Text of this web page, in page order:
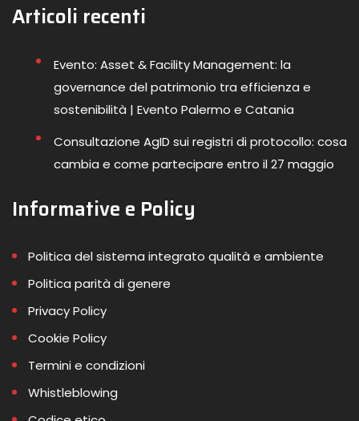
Articoli recenti
Evento: Asset & Facility Management: la
governance del patrimonio tra efficienza e
sostenibilità | Evento Palermo e Catania
Consultazione AgID sui registri di protocollo: cosa
cambia e come partecipare entro il 27 maggio
Informative e Policy
Politica del sistema integrato qualità e ambiente
Politica parità di genere
Privacy Policy
Cookie Policy
Termini e condizioni
Whistleblowing